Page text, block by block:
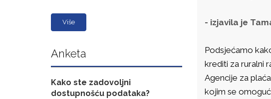
- izjavila je
Podsjećamo
krediti za ruralni
Agencije za
kojim se
Više
Anketa
Kako ste zadovoljni
dostupnošću podataka?